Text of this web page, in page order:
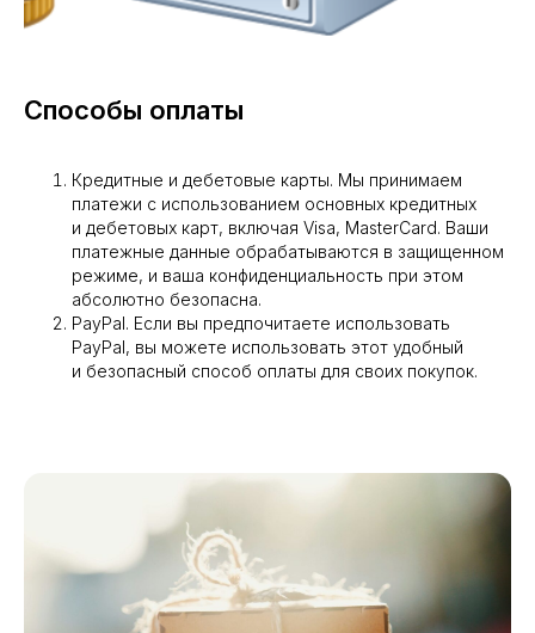
Способы оплаты
Кредитные и дебетовые карты. Мы принимаем
платежи с использованием основных кредитных
и дебетовых карт, включая Visa, MasterCard. Ваши
платежные данные обрабатываются в защищенном
режиме, и ваша конфиденциальность при этом
абсолютно безопасна.
PayPal. Если вы предпочитаете использовать
PayPal, вы можете использовать этот удобный
и безопасный способ оплаты для своих покупок.